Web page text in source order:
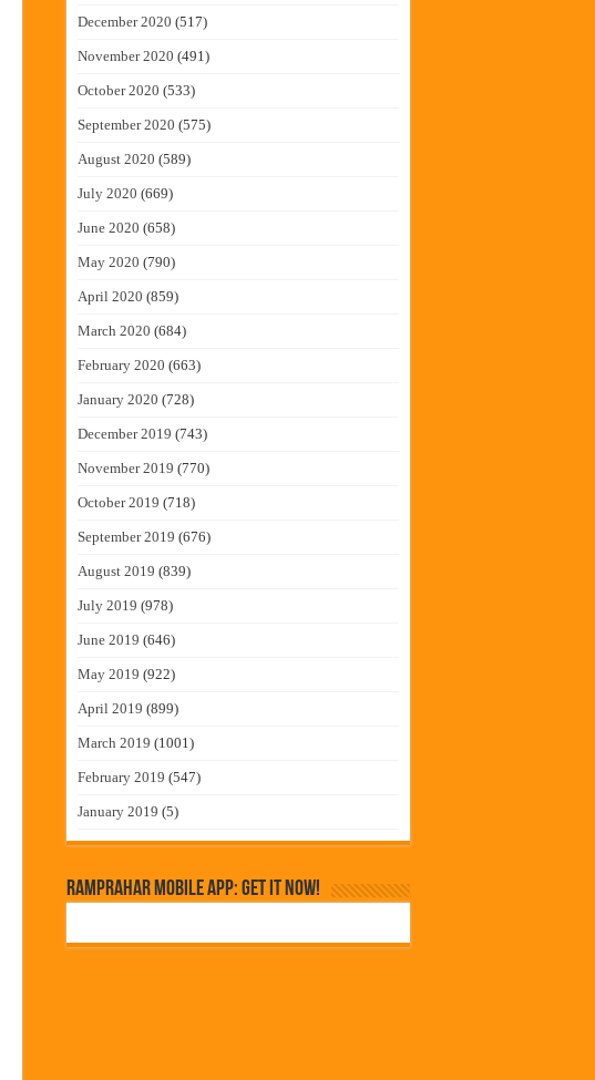
December 2020 (517)
November 2020 (491)
October 2020 (533)
September 2020 (575)
August 2020 (589)
July 2020 (669)
June 2020 (658)
May 2020 (790)
April 2020 (859)
March 2020 (684)
February 2020 (663)
January 2020 (728)
December 2019 (743)
November 2019 (770)
October 2019 (718)
September 2019 (676)
August 2019 (839)
July 2019 (978)
June 2019 (646)
May 2019 (922)
April 2019 (899)
March 2019 (1001)
February 2019 (547)
January 2019 (5)
RamPrahar Mobile App: Get it Now!